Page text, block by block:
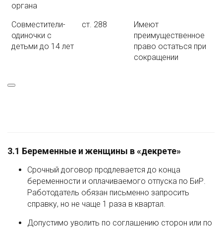
органа
Совместители-
одиночки с
детьми до 14 лет
ст. 288
Имеют
преимущественное
право остаться при
сокращении
3.1 Беременные и женщины в «декрете»
Срочный договор продлевается до конца
беременности и оплачиваемого отпуска по БиР.
Работодатель обязан письменно запросить
справку, но не чаще 1 раза в квартал.
Допустимо уволить по соглашению сторон или по